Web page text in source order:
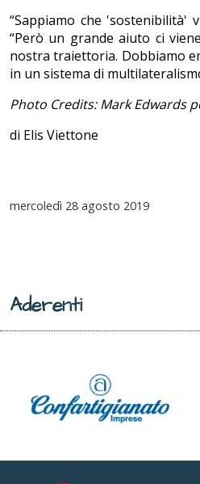
“Sappiamo che 'sostenibilità'
“Però un grande aiuto ci
nostra traiettoria. Dobbiamo
in un sistema di
Photo Credits: Mark Edwards
di Elis Viettone
mercoledì 28 agosto 2019
Aderenti